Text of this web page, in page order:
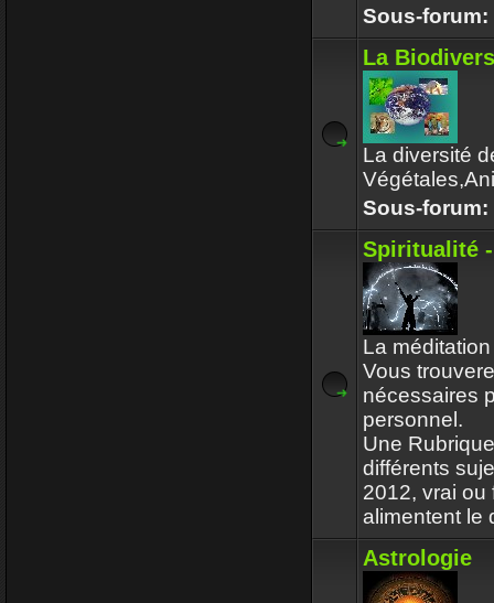
Sous-forum:
La
La diversité
Sous-forum:
Spiritualité
La
Vous
nécessaires
personnel.
Une
différents
2012, vrai ou
alimentent le
Astrologie